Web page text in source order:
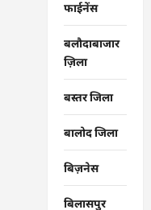
फाईनेंस
बलौदाबाजार
ज़िला
बस्तर जिला
बालोद जिला
बिज़नेस
बिलासपुर